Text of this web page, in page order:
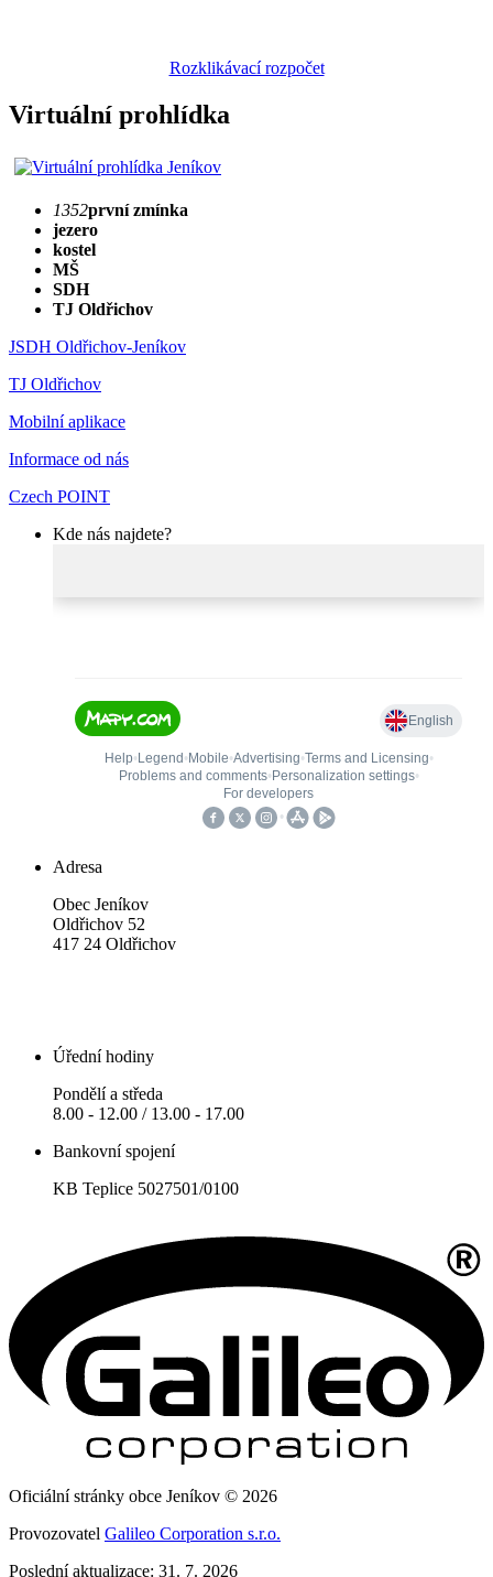
Rozklikávací rozpočet
Virtuální prohlídka
1352první zmínka
jezero
kostel
MŠ
SDH
TJ Oldřichov
JSDH Oldřichov-Jeníkov
TJ Oldřichov
Mobilní aplikace
Informace od nás
Czech POINT
Kde nás najdete?
Adresa
Obec Jeníkov
Oldřichov 52
417 24 Oldřichov
Úřední hodiny
Pondělí a středa
8.00 - 12.00 / 13.00 - 17.00
Bankovní spojení
KB Teplice 5027501/0100
Oficiální stránky obce Jeníkov © 2026
Provozovatel Galileo Corporation s.r.o.
Poslední aktualizace: 31. 7. 2026